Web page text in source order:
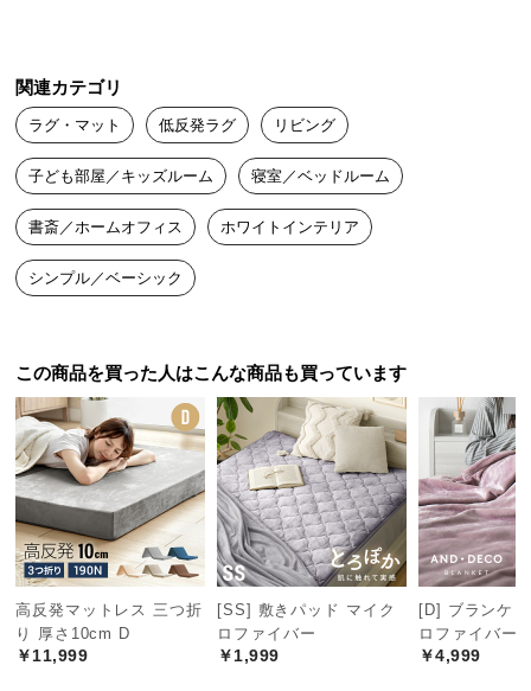
品
の
配
送
に
つ
て
型
品
の
配
送
に
つ
い
て
開
関連カテゴリ
ラグ・マット 低反発ラグ リビング
子ども部屋／キッズルーム 寝室／ベッドルーム
書斎／ホームオフィス ホワイトインテリア
シンプル／ベーシック
この商品を買った人はこんな商品も買っています
高反発マットレス 三つ折
り 厚さ10cm D
￥11,999
[SS] 敷きパッド マイク
ロファイバー
￥1,999
[D] ブランケ
ロファイバー
￥4,999